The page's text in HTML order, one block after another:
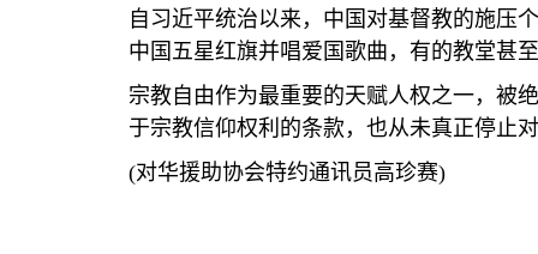
自习近平统治以来，中国对基督教的施压
中国五星红旗并唱爱国歌曲，有的教堂甚
宗教自由作为最重要的天赋人权之一，被
于宗教信仰权利的条款，也从未真正停止
(对华援助协会特约通讯员高珍赛)